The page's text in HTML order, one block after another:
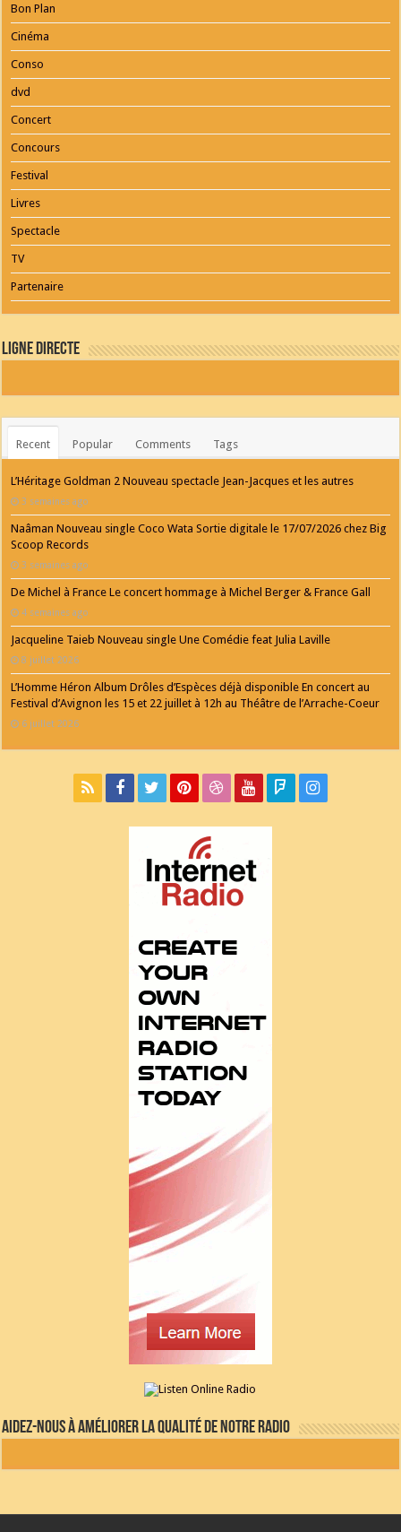
Bon Plan
Cinéma
Conso
dvd
Concert
Concours
Festival
Livres
Spectacle
TV
Partenaire
Ligne Directe
Recent Popular Comments Tags
L’Héritage Goldman 2 Nouveau spectacle Jean-Jacques et les autres
3 semaines ago
Naâman Nouveau single Coco Wata Sortie digitale le 17/07/2026 chez Big
Scoop Records
3 semaines ago
De Michel à France Le concert hommage à Michel Berger & France Gall
4 semaines ago
Jacqueline Taieb Nouveau single Une Comédie feat Julia Laville
8 juillet 2026
L’Homme Héron Album Drôles d’Espèces déjà disponible En concert au
Festival d’Avignon les 15 et 22 juillet à 12h au Théâtre de l’Arrache-Coeur
6 juillet 2026
Aidez-nous à améliorer la qualité de notre radio